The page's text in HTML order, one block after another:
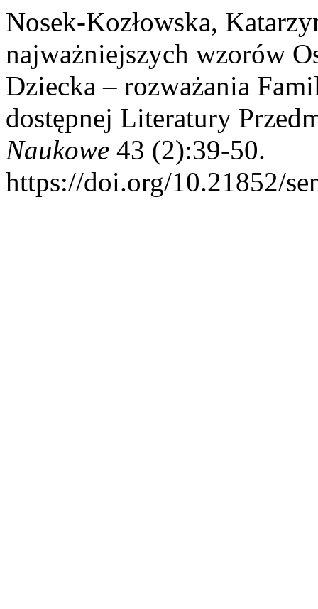
Nosek-Kozłowska,
najważniejszych wzorów
Dziecka – rozważania
dostępnej Literatury
Naukowe 43 (2):39-50.
https://doi.org/10.21852/